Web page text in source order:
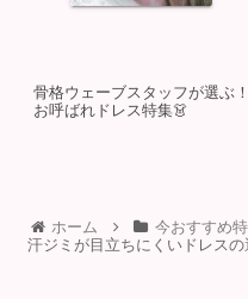
骨格ウェーブスタッフが選ぶ
お呼ばれドレス特集👗
ホーム 今おすすめ
汗ジミが目立ちにくいドレス